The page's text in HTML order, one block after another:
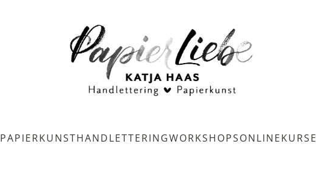
PAPIERKUNSTHANDLETTERINGWORKSHOPSONLINEKURSE